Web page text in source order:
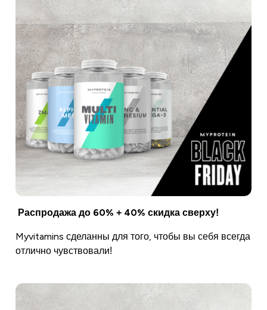
Распродажа до 60% + 40% скидка сверху!
Myvitamins сделанны для того, чтобы вы себя всегда
отлично чувствовали!